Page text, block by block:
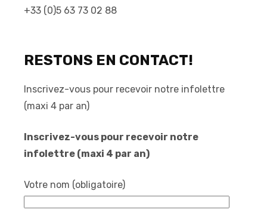
+33 (0)5 63 73 02 88
RESTONS EN CONTACT!
Inscrivez-vous pour recevoir notre infolettre
(maxi 4 par an)
Inscrivez-vous pour recevoir notre
infolettre (maxi 4 par an)
Votre nom (obligatoire)